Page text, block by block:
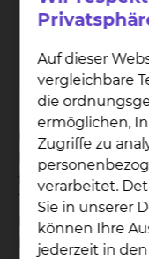
Die
Praxisanleiterin/
folgende
Tätigkeit als
Einsatzbereichen
Auf dieser
vergleichbare
die
ermöglichen,
Zugriffe zu
verarbeitet.
Sie in unserer
können Ihre
jederzeit in